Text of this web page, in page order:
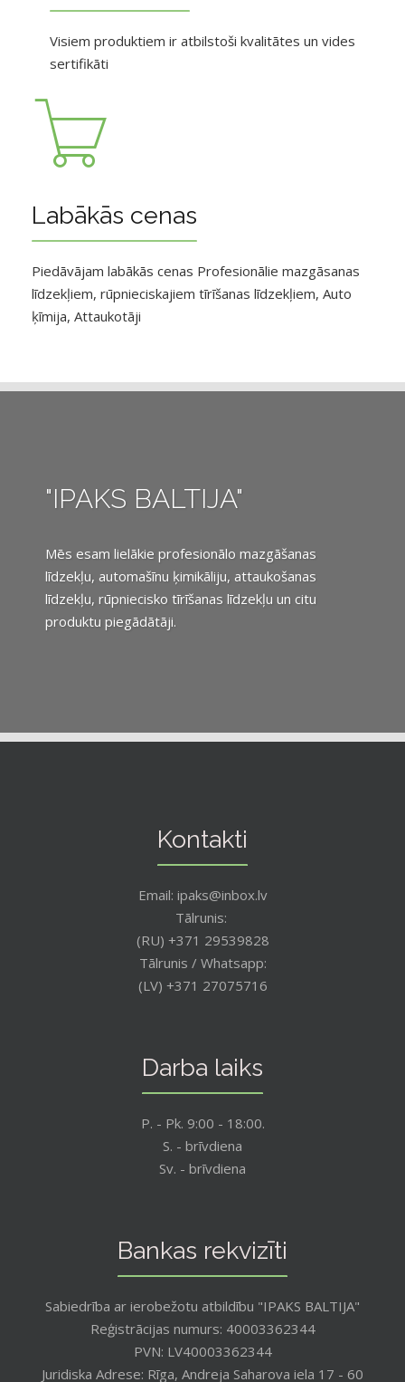
Visiem produktiem ir atbilstoši kvalitātes un vides
sertifikāti
Labākās cenas
Piedāvājam labākās cenas Profesionālie mazgāsanas
līdzekļiem, rūpnieciskajiem tīrīšanas līdzekļiem, Auto
ķīmija, Attaukotāji
"IPAKS BALTIJA"
Mēs esam lielākie profesionālo mazgāšanas
līdzekļu, automašīnu ķimikāliju, attaukošanas
līdzekļu, rūpniecisko tīrīšanas līdzekļu un citu
produktu piegādātāji.
Kontakti
Email: ipaks@inbox.lv
Tālrunis:
(RU) +371 29539828
Tālrunis / Whatsapp:
(LV) +371 27075716
Darba laiks
P. - Pk. 9:00 - 18:00.
S. - brīvdiena
Sv. - brīvdiena
Bankas rekvizīti
Sabiedrība ar ierobežotu atbildību "IPAKS BALTIJA"
Reģistrācijas numurs: 40003362344
PVN: LV40003362344
Juridiska Adrese: Rīga, Andreja Saharova iela 17 - 60